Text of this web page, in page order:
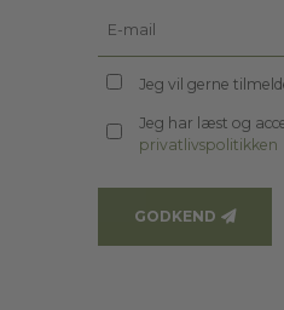
Jeg vil gerne
Jeg har læst og
privatlivspolitikken
GODKEND